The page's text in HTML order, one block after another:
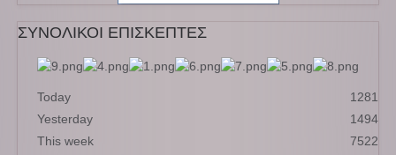
ΣΥΝΟΛΙΚΟΙ ΕΠΙΣΚΕΠΤΕΣ
Today
1281
Yesterday
1494
This week
7522